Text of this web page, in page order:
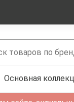
Основная